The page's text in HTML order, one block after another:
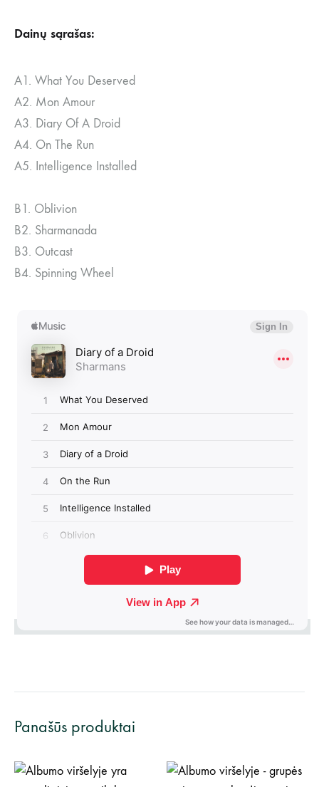
Dainų sąrašas:
A1. What You Deserved
A2. Mon Amour
A3. Diary Of A Droid
A4. On The Run
A5. Intelligence Installed
B1. Oblivion
B2. Sharmanada
B3. Outcast
B4. Spinning Wheel
Panašūs produktai